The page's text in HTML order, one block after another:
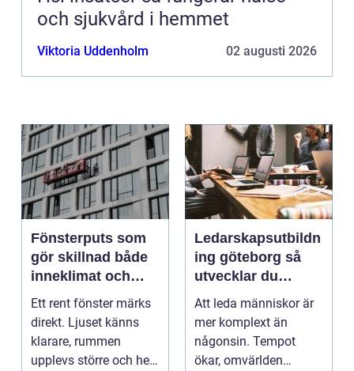
och sjukvård i hemmet
Viktoria Uddenholm 02 augusti 2026
Fönsterputs som
gör skillnad både
inneklimat och
utsikt
Ett rent fönster märks
direkt. Ljuset känns
klarare, rummen
upplevs större och hela
Ledarskapsutbildn
ing göteborg så
utvecklar du
ledare som håller i
längden
Att leda människor är
mer komplext än
någonsin. Tempot
ökar, omvärlden